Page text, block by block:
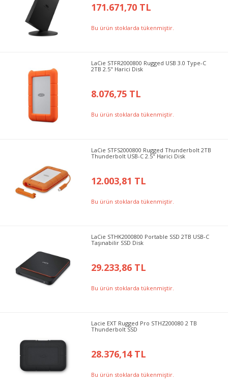
171.671,70 TL
Bu ürün stoklarda tükenmiştir.
LaCie STFR2000800 Rugged USB 3.0 Type-C
2TB 2.5" Harici Disk
8.076,75 TL
Bu ürün stoklarda tükenmiştir.
LaCie STFS2000800 Rugged Thunderbolt 2TB
Thunderbolt USB-C 2.5" Harici Disk
12.003,81 TL
Bu ürün stoklarda tükenmiştir.
LaCie STHK2000800 Portable SSD 2TB USB-C
Taşınabilir SSD Disk
29.233,86 TL
Bu ürün stoklarda tükenmiştir.
Lacie EXT Rugged Pro STHZ200080 2 TB
Thunderbolt SSD
28.376,14 TL
Bu ürün stoklarda tükenmiştir.